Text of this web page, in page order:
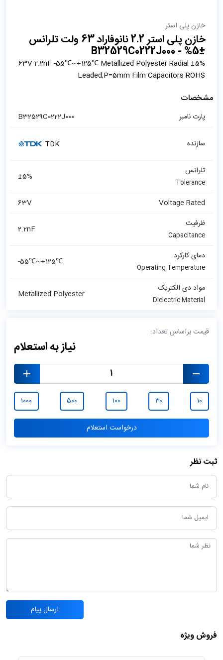
خازن پلی استر
خازن پلی استر 2.2 نانوفاراد 63 ولت تلرانس
±5% - B32529C0222J000
±5% 63V 2.2nF -55℃~+125℃ Metallized Polyester Radial
Leaded,P=5mm Film Capacitors ROHS
مشخصات
پارت نامبر B32529C0222J000
سازنده TDK
تلرانس
Tolerance
±5%
Voltage Rated
63V
ظرفیت
Capacitance
2.2nF
دمای کارکرد
Operating Temperature
-55℃~+125℃
مواد دی الکتریک
Dielectric Material
Metallized Polyester
قیمت براساس تعداد:
نیاز به استعلام
۱۰ ۳۰ ۱۰۰ ۵۰۰ ۱۰۰۰
درخواست استعلام
ثبت نظر
ارسال پیام
فروش ویژه